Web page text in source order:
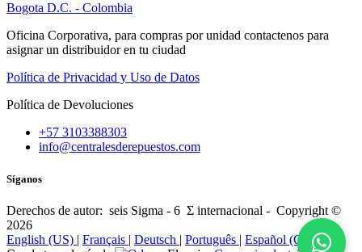
Bogota D.C. - Colombia
Oficina Corporativa, para compras por unidad contactenos para
asignar un distribuidor en tu ciudad
Política de Privacidad y Uso de Datos
Política de Devoluciones
+57 3103388303
info@centralesderepuestos.com
Síganos
Derechos de autor: seis Sigma - 6 Σ internacional - Copyright ©
2026
English (US) | Français | Deutsch | Português | Español (CO)